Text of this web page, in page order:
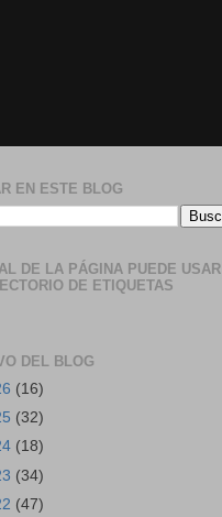
EN ESTE BLOG
DE LA PÁGINA PUEDE USAR
DE ETIQUETAS
DEL BLOG
(16)
(32)
(18)
(34)
(47)